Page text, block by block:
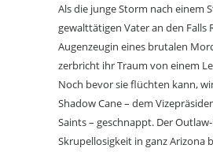
Als die junge Storm nach einem
gewalttätigen Vater an den Falls
Augenzeugin eines brutalen
zerbricht ihr Traum von einem
Noch bevor sie flüchten kann,
Shadow Cane – dem
Saints – geschnappt. Der
Skrupellosigkeit in ganz Arizona